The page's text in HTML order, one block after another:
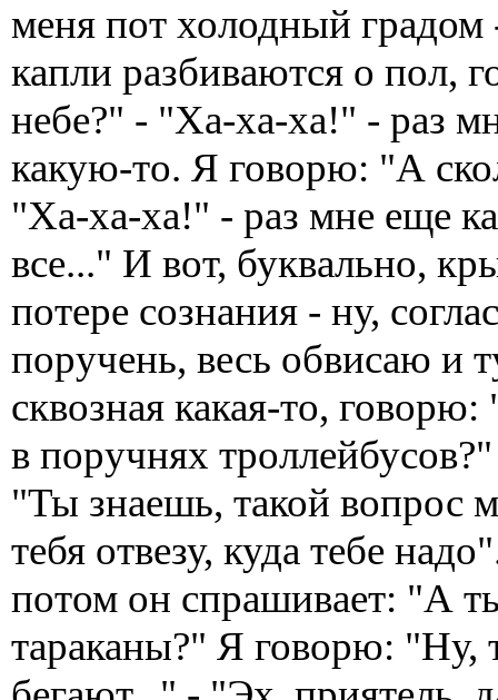
меня пот холодный градом
капли разбиваются о пол,
небе?" - "Ха-ха-ха!" - раз
какую-то. Я говорю: "А
"Ха-ха-ха!" - раз мне еще
все..." И вот, буквально,
потере сознания - ну,
поручень, весь обвисаю и
сквозная какая-то,
в поручнях
"Ты знаешь, такой вопрос
тебя отвезу, куда тебе
потом он спрашивает: "А
тараканы?" Я говорю: "Ну,